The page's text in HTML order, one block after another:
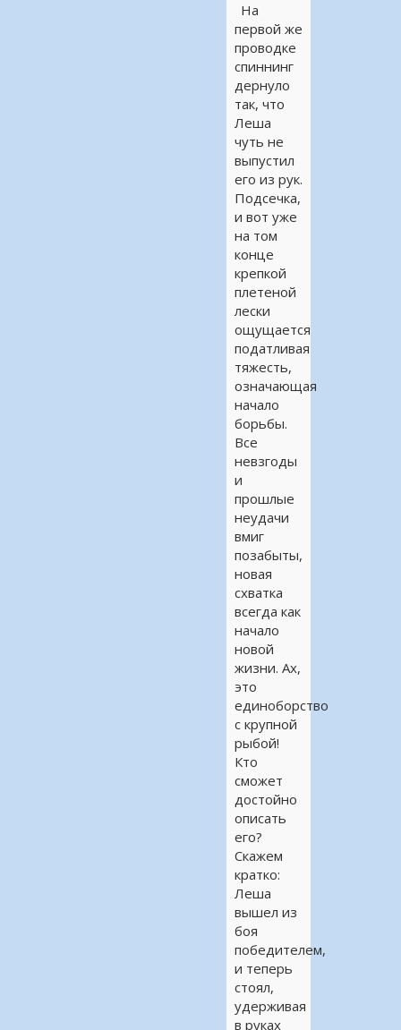
На
первой же
проводке
спиннинг
дернуло
так, что
Леша
чуть не
выпустил
его из рук.
Подсечка,
и вот уже
на том
конце
крепкой
плетеной
лески
ощущается
податливая
тяжесть,
означающая
начало
борьбы.
Все
невзгоды
и
прошлые
неудачи
вмиг
позабыты,
новая
схватка
всегда как
начало
новой
жизни. Ах,
это
единоборство
с крупной
рыбой!
Кто
сможет
достойно
описать
его?
Скажем
кратко:
Леша
вышел из
боя
победителем,
и теперь
стоял,
удерживая
в руках